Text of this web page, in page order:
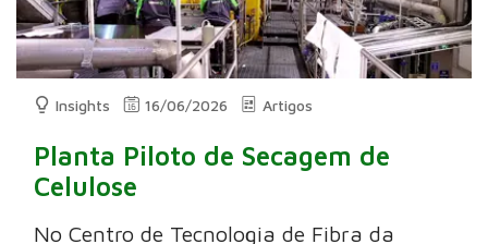
Insights 16/06/2026 Artigos
Planta Piloto de Secagem de
Celulose
No Centro de Tecnologia de Fibra da